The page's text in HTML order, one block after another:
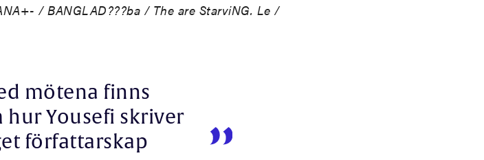
/ BANGLAD???ba / The are StarviNG. Le /
mötena finns
Yousefi skriver
författarskap